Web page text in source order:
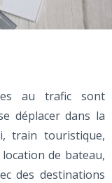
au trafic sont
déplacer dans la
train touristique,
de bateau,
des destinations